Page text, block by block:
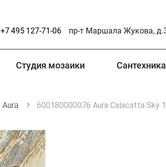
+7 495 127-71-06 пр-т Маршала Жукова,
Студия мозаики Сантехника
Aura 600180000076 Aura Calacatta Sky